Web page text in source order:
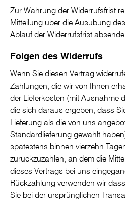
Zur Wahrung der Widerrufsfrist
Mitteilung über die Ausübung
Ablauf der Widerrufsfrist
Folgen des Widerrufs
Wenn Sie diesen Vertrag
Zahlungen, die wir von Ihnen
der Lieferkosten (mit Ausnahme
die sich daraus ergeben, dass
Lieferung als die von uns
Standardlieferung gewählt
spätestens binnen vierzehn
zurückzuzahlen, an dem die
dieses Vertrags bei uns
Rückzahlung verwenden wir
Sie bei der ursprünglichen